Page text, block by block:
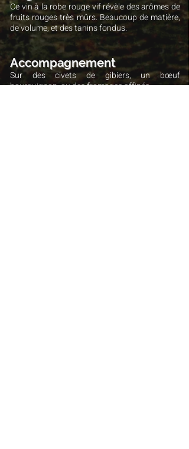
Ce vin à la robe rouge vif révèle des arômes de
fruits rouges très mûrs. Beaucoup de matière,
de volume, et des tanins fondus.
Accompagnement
Sur des civets de gibiers, un bœuf
bourguignon, ou des fromages affinés.